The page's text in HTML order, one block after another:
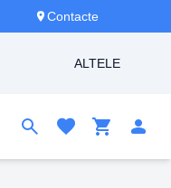
Contacte
ALTELE